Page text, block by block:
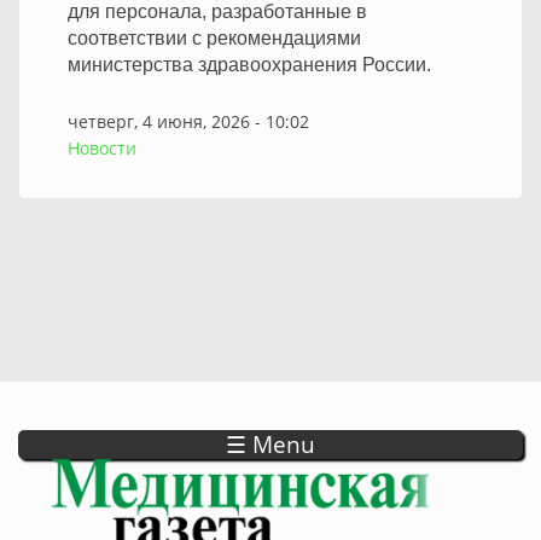
для персонала, разработанные в
соответствии с рекомендациями
министерства здравоохранения России.
четверг, 4 июня, 2026 - 10:02
Новости
☰ Menu